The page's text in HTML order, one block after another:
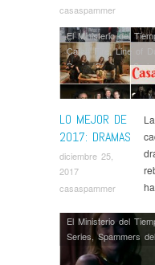
casaspammer
LO MEJOR DE
2017: DRAMAS
diciembre 25,
2017
casaspammer
El Ministerio del
Catch Fire ,Line of
Peaky Blinders,
Leftovers,This Is Us
El Ministerio del
Series,Spammers